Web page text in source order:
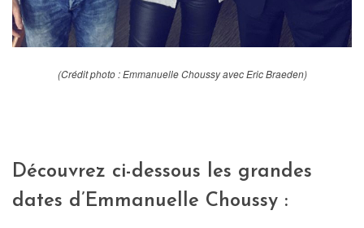
(Crédit photo : Emmanuelle Choussy avec Eric Braeden)
Découvrez ci-dessous les grandes
dates d’Emmanuelle Choussy :